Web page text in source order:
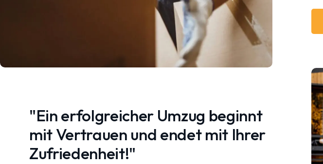
"Ein erfolgreicher Umzug beginnt
mit Vertrauen und endet mit Ihrer
Zufriedenheit!"